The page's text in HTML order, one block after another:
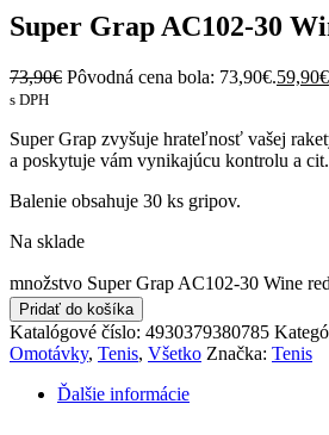
Super Grap AC102-30
73,90€ Pôvodná cena bola: 73,90€.59,90€
s DPH
Super Grap zvyšuje hrateľnosť vašej
a poskytuje vám vynikajúcu kontrolu a cit.
Balenie obsahuje 30 ks gripov.
Na sklade
množstvo Super Grap AC102-30 Wine red
Pridať do košíka
Katalógové číslo: 4930379380785
Omotávky, Tenis, Všetko Značka: Tenis
Ďalšie informácie